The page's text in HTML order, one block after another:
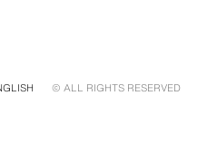
© ALL RIGHTS RESERVED